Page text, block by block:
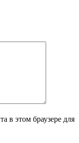
в этом браузере для